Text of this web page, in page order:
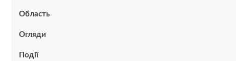
Область
Огляди
Події